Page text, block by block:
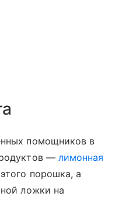
помощников в
— лимонная
порошка, а
ложки на